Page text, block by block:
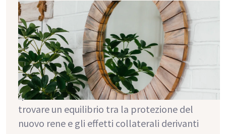
Livello di immunosoppressori: ecco
come controllarlo
L'assunzione di immunosoppressori rallenta
il sistema immunitario e aiuta l'organismo ad
accettare il nuovo rene. Ciò lo tutela da un
eventuale rigetto. L'assunzione corretta di
questi farmaci è fondamentale al fine di
trovare un equilibrio tra la protezione del
nuovo rene e gli effetti collaterali derivanti